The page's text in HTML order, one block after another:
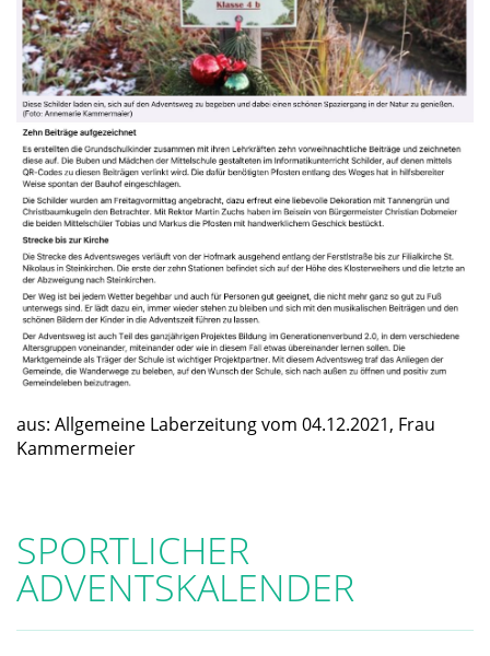
aus: Allgemeine Laberzeitung vom 04.12.2021, Frau
Kammermeier
SPORTLICHER
ADVENTSKALENDER